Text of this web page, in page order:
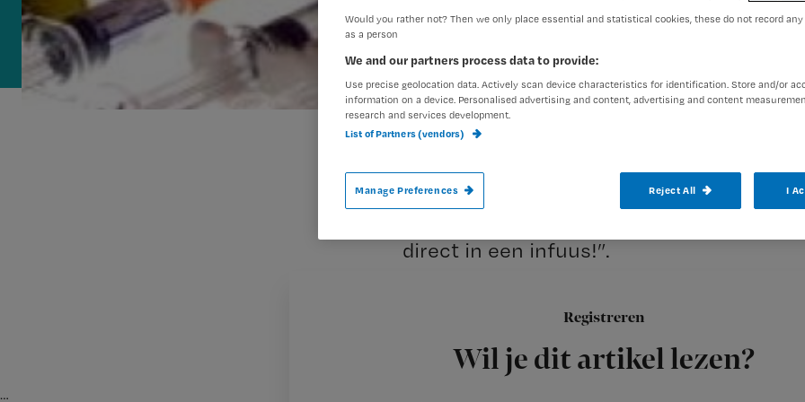
Auteur:
Registreren
Wil je dit artikel lezen?
Laatst in de krant: Jonge
Het gesprek van de dag: “Dom wicht,
direct in een infuus!”.
…
Would you rather not? Then we only place essential and statistical cookies, these do not record
as a person
We and our partners process data to provide:
Use precise geolocation data. Actively scan device characteristics for identification. Store and/or
information on a device. Personalised advertising and content, advertising and content
research and services development.
List of Partners (vendors)
Manage Preferences Reject All I